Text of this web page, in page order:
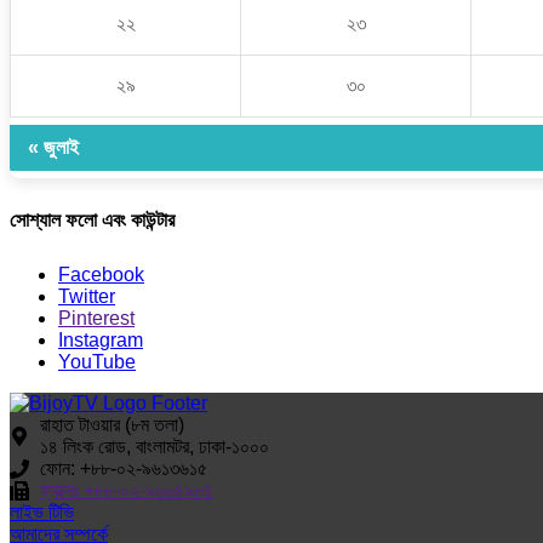
২২ ২৩
২৯ ৩০
« জুলাই
সোশ্যাল ফলো এবং কাউন্টার
Facebook
Twitter
Pinterest
Instagram
YouTube
রাহাত টাওয়ার (৮ম তলা)
১৪ লিংক রোড, বাংলামটর, ঢাকা-১০০০
ফোন: +৮৮-০২-৯৬১৩৬১৫
ফ্যাক্সঃ +৮৮-০২-৯৬৬৪৯৮৪
লাইভ টিভি
আমাদের সম্পর্কে